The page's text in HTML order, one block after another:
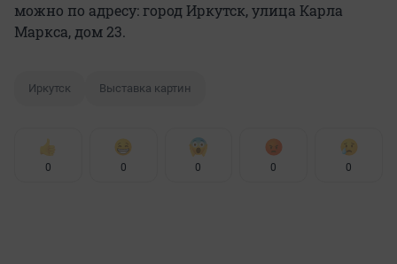
можно по адресу: город Иркутск, улица Карла
Маркса, дом 23.
Иркутск Выставка картин
0 0 0 0 0